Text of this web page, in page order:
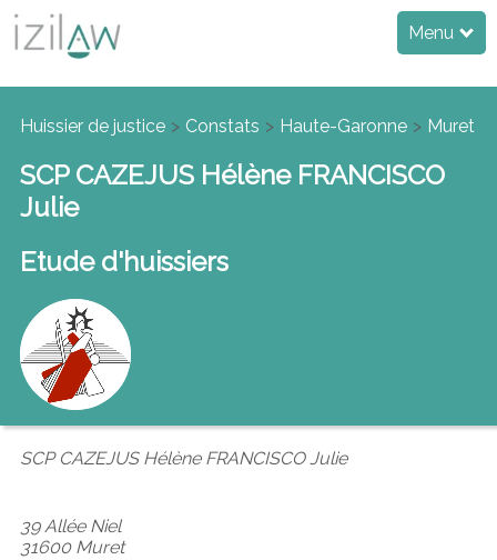
Menu
Huissier de justice Constats Haute-Garonne Muret
SCP CAZEJUS Hélène FRANCISCO
Julie
Etude d'huissiers
SCP CAZEJUS Hélène FRANCISCO Julie
39 Allée Niel
31600 Muret